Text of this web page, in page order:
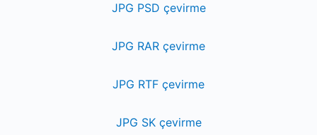
JPG PSD çevirme
JPG RAR çevirme
JPG RTF çevirme
JPG SK çevirme